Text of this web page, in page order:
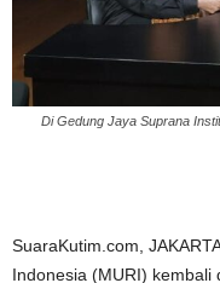
Di Gedung Jaya Suprana
SuaraKutim.com,
Indonesia (MURI) kembali